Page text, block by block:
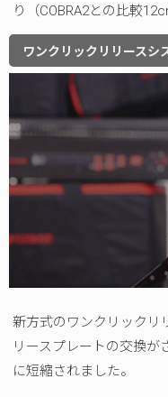
り（COBRA2との比較
ワンクリックリリースシ
新方式のワンクリックリ
リースプレートの交換が
に短縮されました。